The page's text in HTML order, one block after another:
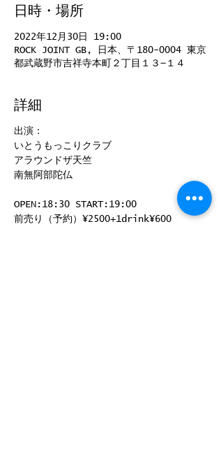
日時・場所
2022年12月30日 19:00
ROCK JOINT GB, 日本、〒180-0004 東京
都武蔵野市吉祥寺本町２丁目１３−１４
詳細
出演：
いとうもっこりクラブ
アラウンドザ天竺
南無阿部陀仏
OPEN:18:30 START:19:00
前売り（予約）¥2500+1drink¥600